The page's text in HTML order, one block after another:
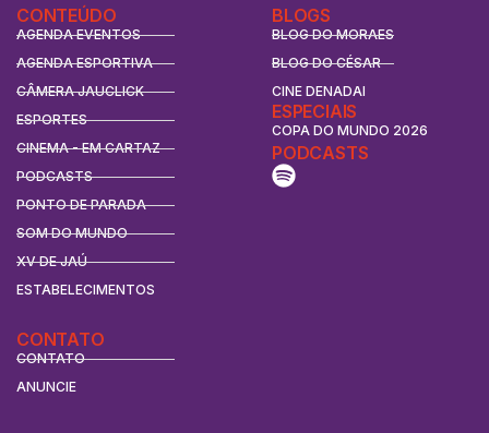
CONTEÚDO
AGENDA EVENTOS
AGENDA ESPORTIVA
CÂMERA JAUCLICK
ESPORTES
CINEMA - EM CARTAZ
PODCASTS
PONTO DE PARADA
SOM DO MUNDO
XV DE JAÚ
ESTABELECIMENTOS
BLOGS
BLOG DO MORAES
BLOG DO CÉSAR
CINE DENADAI
ESPECIAIS
COPA DO MUNDO 2026
CONTATO
CONTATO
ANUNCIE
PODCASTS